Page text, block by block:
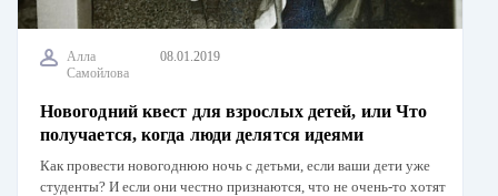
Алла
Самойлова
08.01.2019
Новогодний квест для взрослых детей, или Что
получается, когда люди делятся идеями
Как провести новогоднюю ночь с детьми, если ваши дети уже
студенты? И если они честно признаются, что не очень-то хотят